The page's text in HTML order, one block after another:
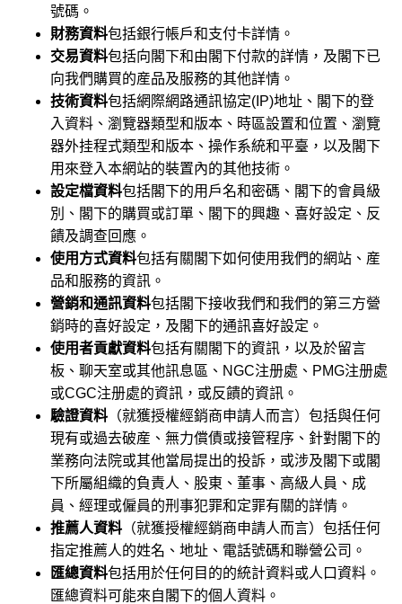
號碼。
財務資料包括銀行帳戶和支付卡詳情。
交易資料包括向閣下和由閣下付款的詳情，及閣下已
向我們購買的産品及服務的其他詳情。
技術資料包括網際網路通訊協定(IP)地址、閣下的登
入資料、瀏覽器類型和版本、時區設置和位置、瀏覽
器外挂程式類型和版本、操作系統和平臺，以及閣下
用來登入本網站的裝置內的其他技術。
設定檔資料包括閣下的用戶名和密碼、閣下的會員級
別、閣下的購買或訂單、閣下的興趣、喜好設定、反
饋及調查回應。
使用方式資料包括有關閣下如何使用我們的網站、産
品和服務的資訊。
營銷和通訊資料包括閣下接收我們和我們的第三方營
銷時的喜好設定，及閣下的通訊喜好設定。
使用者貢獻資料包括有關閣下的資訊，以及於留言
板、聊天室或其他訊息區、NGC注册處、PMG注册處
或CGC注册處的資訊，或反饋的資訊。
驗證資料 （就獲授權經銷商申請人而言）包括與任何
現有或過去破産、無力償債或接管程序、針對閣下的
業務向法院或其他當局提出的投訴，或涉及閣下或閣
下所屬組織的負責人、股東、董事、高級人員、成
員、經理或僱員的刑事犯罪和定罪有關的詳情。
推薦人資料 （就獲授權經銷商申請人而言）包括任何
指定推薦人的姓名、地址、電話號碼和聯營公司。
匯總資料包括用於任何目的的統計資料或人口資料。
匯總資料可能來自閣下的個人資料。